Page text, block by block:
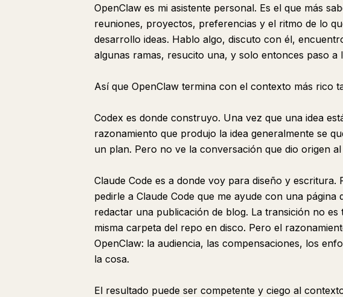
OpenClaw es mi asistente personal. Es el que más
reuniones, proyectos, preferencias y el ritmo de lo
desarrollo ideas. Hablo algo, discuto con él,
algunas ramas, resucito una, y solo entonces paso a
Así que OpenClaw termina con el contexto más rico
Codex es donde construyo. Una vez que una idea
razonamiento que produjo la idea generalmente se
un plan. Pero no ve la conversación que dio origen al
Claude Code es a donde voy para diseño y
pedirle a Claude Code que me ayude con una
redactar una publicación de blog. La transición no
misma carpeta del repo en disco. Pero el
OpenClaw: la audiencia, las compensaciones, los
la cosa.
El resultado puede ser competente y ciego al